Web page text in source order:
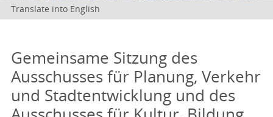
Translate into English
Gemeinsame Sitzung des
Ausschusses für Planung, Verkehr
und Stadtentwicklung und des